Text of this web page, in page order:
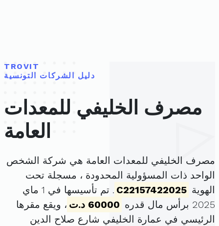
TROVIT
دليل الشركات التونسية
مصرف الخليفي للمعدات
العامة
مصرف الخليفي للمعدات العامة هي شركة الشخص
الواحد ذات المسؤولية المحدودة ، مسجلة تحت
الهوية C22157422025
. تم تأسيسها في 1 ماي
2025 برأس مال قدره
60000 د.ت
، ويقع مقرها
الرئيسي في عمارة الخليفي شارع صلاح الدين